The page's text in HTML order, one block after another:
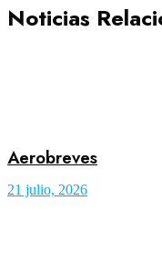
Noticias
Aerobreves
21 julio, 2026